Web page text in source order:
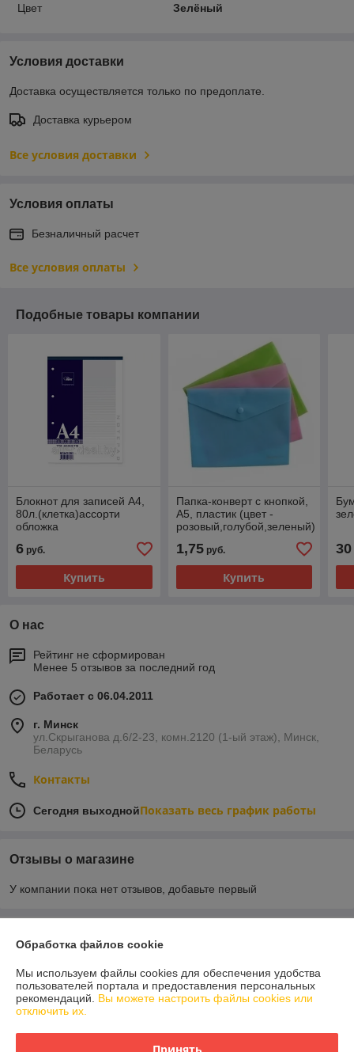
Цвет Зелёный
Условия доставки
Доставка осуществляется только по предоплате.
Доставка курьером
Все условия доставки
Условия оплаты
Безналичный расчет
Все условия оплаты
Подобные товары компании
Блокнот для записей А4,
80л.(клетка)ассорти
обложка
6 руб.
Купить
Папка-конверт с кнопкой,
А5, пластик (цвет -
розовый,голубой,зеленый)
1,75руб.
Купить
30
О нас
Рейтинг не сформирован
Менее 5 отзывов за последний год
Работает с 06.04.2011
г. Минск
ул.Скрыганова д.6/2-23, комн.2120 (1-ый этаж), Минск,
Беларусь
Контакты
Сегодня выходнойПоказать весь график работы
Отзывы о магазине
У компании пока нет отзывов, добавьте первый
Контакты
Доставка и оплата
Обработка файлов cookie
Мы используем файлы cookies для обеспечения удобства
пользователей портала и предоставления персональных
рекомендаций. Вы можете настроить файлы cookies или
отключить их.
Принять